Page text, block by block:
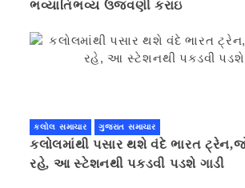
ભવ્યાતિભવ્ય ઉજવણી કરાઇ
કલોલ સમાચાર ગુજરાત સમાચાર
કલોલમાંથી પસાર થશે વંદે ભારત
રહે, આ સ્ટેશનથી પકડવી પડશે ગાડી